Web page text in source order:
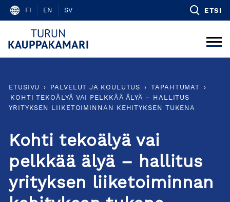
Skip
content
FI EN SV ETSI
ETUSIVU › PALVELUT JA KOULUTUS › TAPAHTUMAT
›
KOHTI TEKOÄLYÄ VAI PELKKÄÄ ÄLYÄ – HALLITUS
YRITYKSEN LIIKETOIMINNAN KEHITYKSEN TUKENA
Kohti tekoälyä vai
pelkkää älyä – hallitus
yrityksen liiketoiminnan